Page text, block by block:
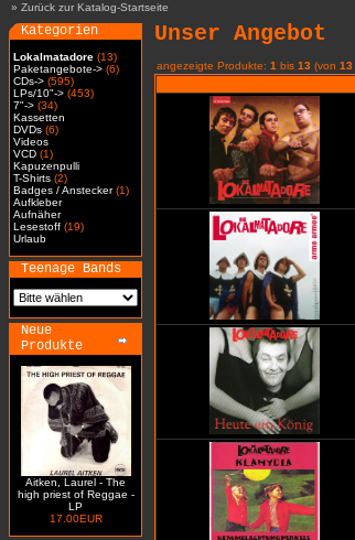
» Zurück zur Katalog-Startseite
Kategorien
Lokalmatadore (13)
Paketangebote-> (6)
CDs-> (595)
LPs/10"-> (453)
7"-> (34)
Kassetten
DVDs (6)
Videos
VCD (1)
Kapuzenpulli
T-Shirts (2)
Badges / Anstecker(1)
Aufkleber
Aufnäher
Lesestoff (19)
Urlaub
Teenage Bands
Neue
Produkte
Aitken, Laurel - The
high priest of Reggae -
LP
17.00EUR
Unser Angebot
angezeigte Produkte: 1 bis 13 (von 13